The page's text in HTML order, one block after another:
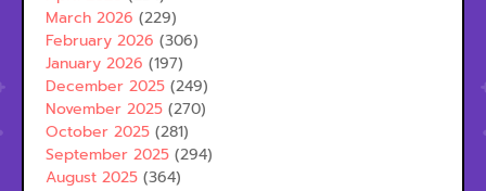
March 2026 (229)
February 2026 (306)
January 2026 (197)
December 2025 (249)
November 2025 (270)
October 2025 (281)
September 2025 (294)
August 2025 (364)